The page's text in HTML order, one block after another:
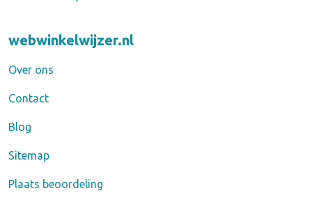
webwinkelwijzer.nl
Over ons
Contact
Blog
Sitemap
Plaats beoordeling